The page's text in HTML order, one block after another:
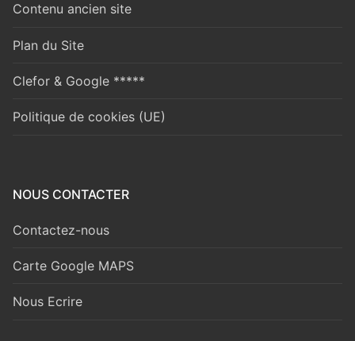
Contenu ancien site
Plan du Site
Clefor & Google *****
Politique de cookies (UE)
NOUS CONTACTER
Contactez-nous
Carte Google MAPS
Nous Ecrire